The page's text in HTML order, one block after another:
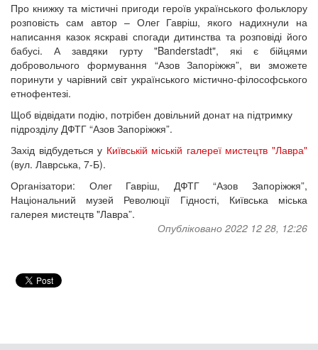
Про книжку та містичні пригоди героїв українського фольклору
розповість сам автор – Олег Гавріш, якого надихнули на
написання казок яскраві спогади дитинства та розповіді його
бабусі. А завдяки гурту "Banderstadt", які є бійцями
добровольчого формування “Азов Запоріжжя”, ви зможете
поринути у чарівний світ українського містично-філософського
етнофентезі.
Щоб відвідати подію, потрібен довільний донат на підтримку
підрозділу ДФТГ “Азов Запоріжжя”.
Захід відбудеться у Київській міській галереї мистецтв "Лавра"
(вул. Лаврська, 7-Б).
Організатори: Олег Гавріш, ДФТГ “Азов Запоріжжя”,
Національний музей Революції Гідності, Київська міська
галерея мистецтв "Лавра”.
Опубліковано 2022 12 28, 12:26